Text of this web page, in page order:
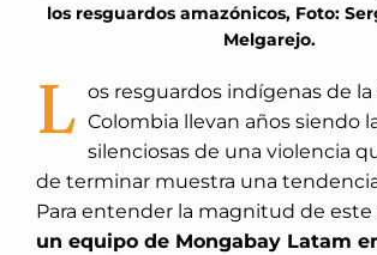
los resguardos amazónicos, Foto:
Melgarejo.
L os resguardos indígenas de
Colombia llevan años siendo
silenciosas de una violencia
de terminar muestra una
Para entender la magnitud de
un equipo de Mongabay Latam